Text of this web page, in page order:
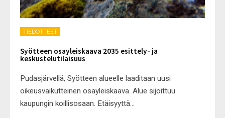
TIEDOTTEET
Syötteen osayleiskaava 2035 esittely- ja
keskustelutilaisuus
Pudasjärvellä, Syötteen alueelle laaditaan uusi
oikeusvaikutteinen osayleiskaava. Alue sijoittuu
kaupungin koillisosaan. Etäisyyttä...